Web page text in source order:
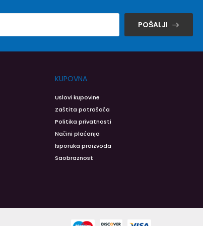
POŠALJI
KUPOVNA
Uslovi kupovine
Zaštita potrošača
Politika privatnosti
Načini plaćanja
Isporuka proizvoda
Saobraznost